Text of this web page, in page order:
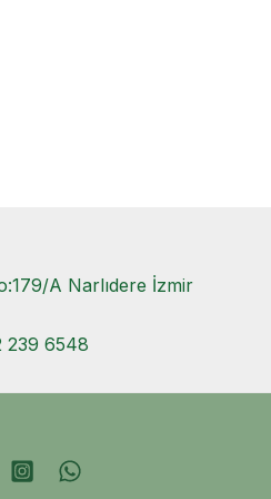
A Narlıdere İzmir
239 6548